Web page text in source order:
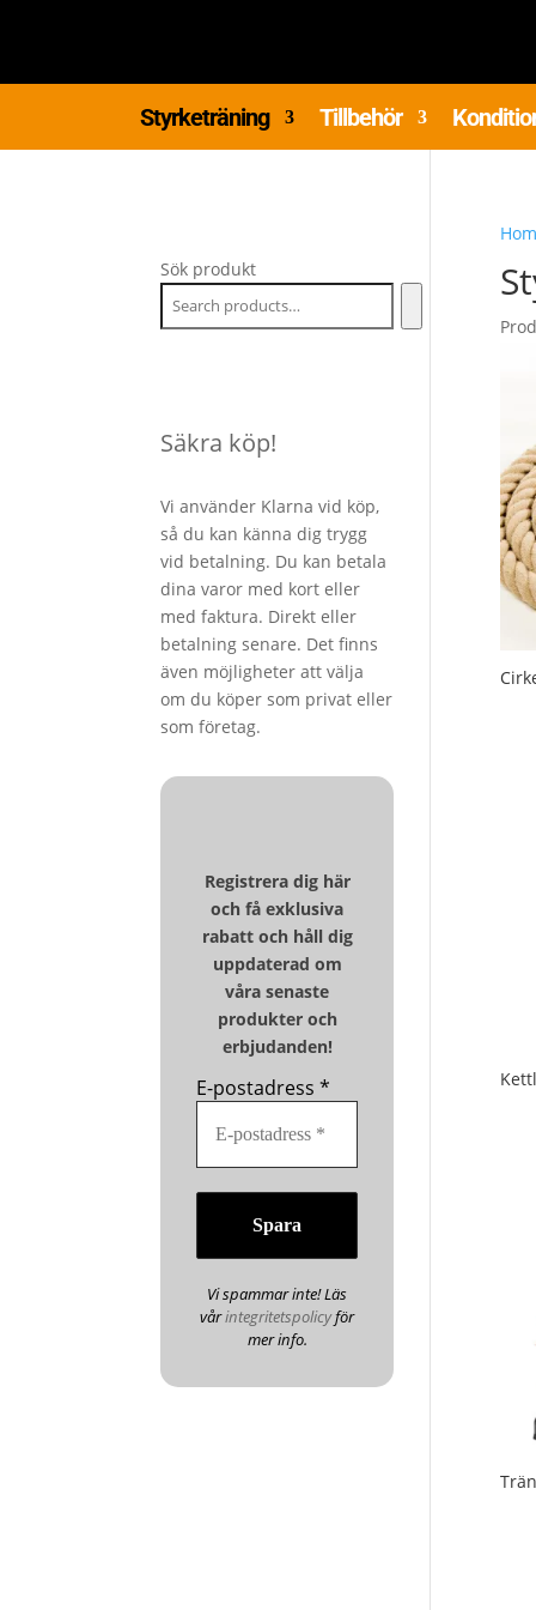
Styrketräning Tillbehör
Sök produkt
Säkra köp!
Vi använder Klarna vid köp,
så du kan känna dig trygg
vid betalning. Du kan betala
dina varor med kort eller
med faktura. Direkt eller
betalning senare. Det finns
även möjligheter att välja
om du köper som privat eller
som företag.
Registrera dig här
och få exklusiva
rabatt och håll dig
uppdaterad om
våra senaste
produkter och
erbjudanden!
E-postadress*
Vi spammar inte! Läs
vårintegritetspolicyför
mer info.